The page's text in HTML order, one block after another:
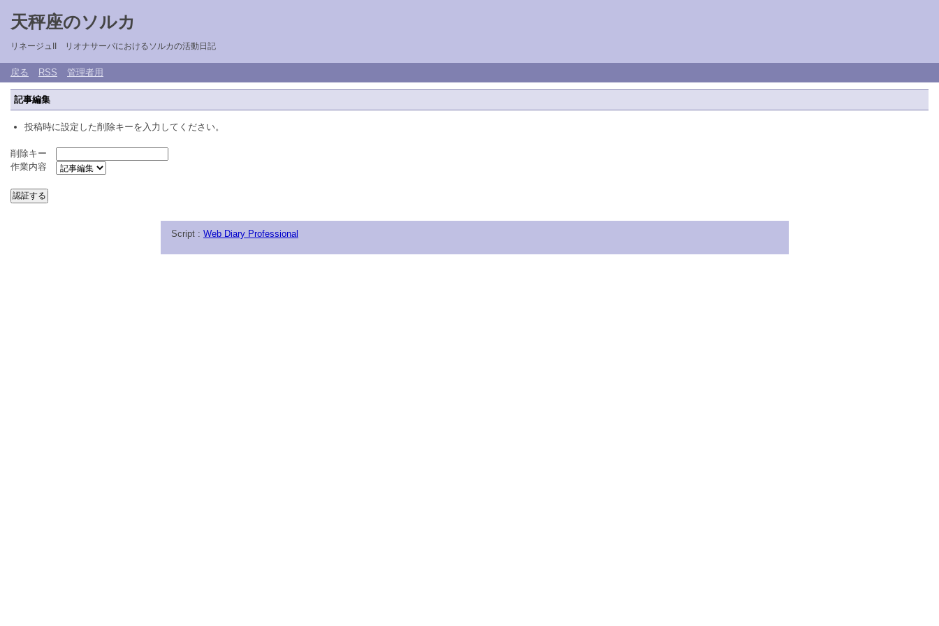
天秤座のソルカ
リネージュII リオナサーバにおけるソルカの活動日記
戻る RSS 管理者用
記事編集
投稿時に設定した削除キーを入力してください。
削除キー
作業内容
Script : Web Diary Professional